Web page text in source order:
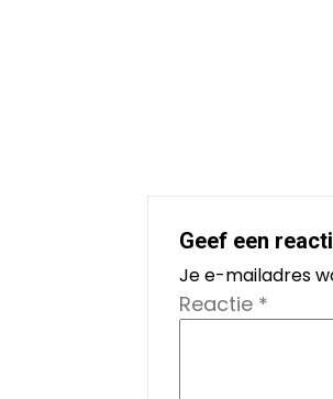
Geef een
Je e-mailadres
Reactie *